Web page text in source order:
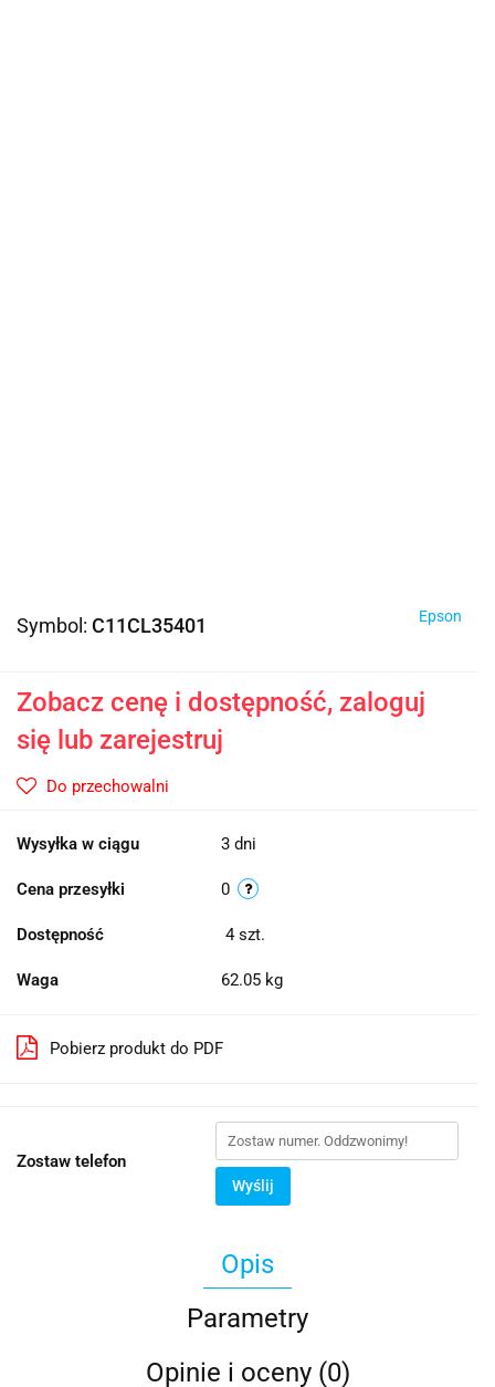
Symbol: C11CL35401 Epson
Zobacz cenę i dostępność, zaloguj
się lub zarejestruj
Do przechowalni
Wysyłka w ciągu 3 dni
Cena przesyłki 0
Dostępność 4 szt.
Waga 62.05 kg
Pobierz produkt do PDF
Zostaw telefon
Wyślij
Opis
Parametry
Opinie i oceny (0)